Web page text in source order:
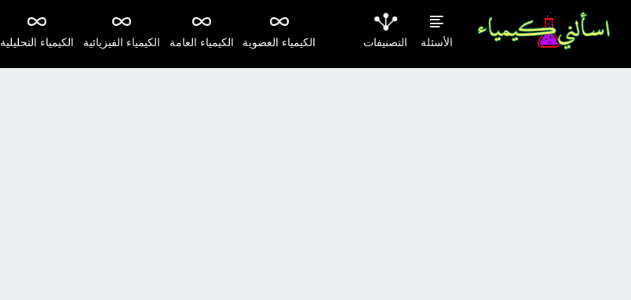
الأسئلة التصنيفات الكيمياء التحليلية الكيمياء الفيزيائية الكيمياء العامة الكيمياء العضوية